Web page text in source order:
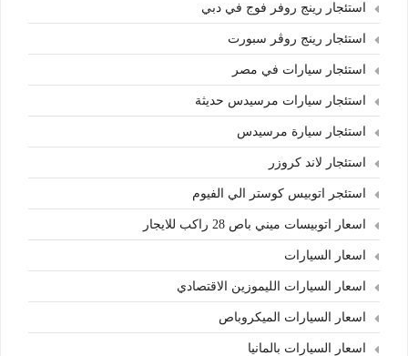
استئجار رينج روفر فوج في دبي
استئجار رينج روڤر سبورت
استئجار سيارات في مصر
استئجار سيارات مرسيدس حديثة
استئجار سيارة مرسيدس
استئجار لاند كروزر
استئجر اتوبيس كوستر الي الفيوم
اسعار اتوبيسات ميني باص 28 راكب للايجار
اسعار السيارات
اسعار السيارات الليموزين الاقتصادي
اسعار السيارات الميكروباص
اسعار السيارات بالمانيا